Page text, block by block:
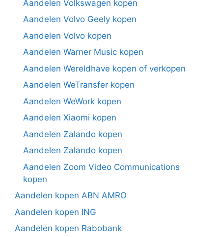
Aandelen Volkswagen kopen
Aandelen Volvo Geely kopen
Aandelen Volvo kopen
Aandelen Warner Music kopen
Aandelen Wereldhave kopen of verkopen
Aandelen WeTransfer kopen
Aandelen WeWork kopen
Aandelen Xiaomi kopen
Aandelen Zalando kopen
Aandelen Zalando kopen
Aandelen Zoom Video Communications
kopen
Aandelen kopen ABN AMRO
Aandelen kopen ING
Aandelen kopen Rabobank